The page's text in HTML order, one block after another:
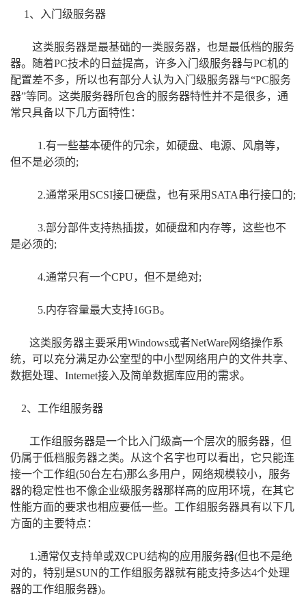
1、入门级服务器
这类服务器是最基础的一类服务器，也是最低档的服务
器。随着PC技术的日益提高，许多入门级服务器与PC机的
配置差不多，所以也有部分人认为入门级服务器与“PC服务
器”等同。这类服务器所包含的服务器特性并不是很多，通
常只具备以下几方面特性：
1.有一些基本硬件的冗余，如硬盘、电源、风扇等，
但不是必须的;
2.通常采用SCSI接口硬盘，也有采用SATA串行接口的;
3.部分部件支持热插拔，如硬盘和内存等，这些也不
是必须的;
4.通常只有一个CPU，但不是绝对;
5.内存容量最大支持16GB。
这类服务器主要采用Windows或者NetWare网络操作系
统，可以充分满足办公室型的中小型网络用户的文件共享、
数据处理、Internet接入及简单数据库应用的需求。
2、工作组服务器
工作组服务器是一个比入门级高一个层次的服务器，但
仍属于低档服务器之类。从这个名字也可以看出，它只能连
接一个工作组(50台左右)那么多用户，网络规模较小，服务
器的稳定性也不像企业级服务器那样高的应用环境，在其它
性能方面的要求也相应要低一些。工作组服务器具有以下几
方面的主要特点：
1.通常仅支持单或双CPU结构的应用服务器(但也不是绝
对的，特别是SUN的工作组服务器就有能支持多达4个处理
器的工作组服务器)。